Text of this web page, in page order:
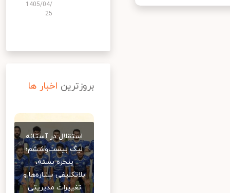
1405/04/
25
بروزترین اخبار ها
استقلال در آستانه
لیگ بیست‌وششم؛
پنجره بسته،
بلاتکلیفی ستاره‌ها و
تغییرات مدیریتی